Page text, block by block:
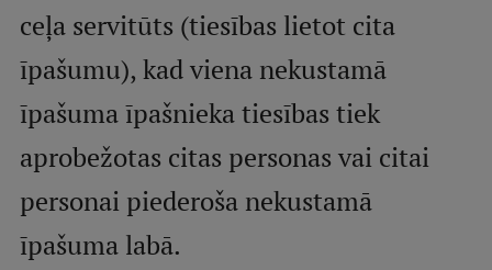
Par RSU
Studentu dzīve
Studiju norises vietas
Fakultātes
Mūsu cilvēki
ceļa servitūts (tiesības lietot cita
īpašumu), kad viena nekustamā
īpašuma īpašnieka tiesības tiek
aprobežotas citas personas vai citai
personai piederoša nekustamā
īpašuma labā.